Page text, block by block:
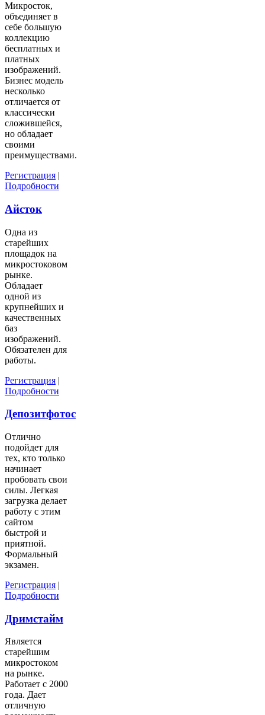
Микросток,
объединяет в
себе большую
коллекцию
бесплатных и
платных
изображений.
Бизнес модель
несколько
отличается от
классически
сложившейся,
но обладает
своими
преимуществами.
Регистрация |
Подробности
Айсток
Одна из
старейших
площадок на
микростоковом
рынке.
Обладает
одной из
крупнейших и
качественных
баз
изображений.
Обязателен для
работы.
Регистрация |
Подробности
Депозитфотос
Отлично
подойдет для
тех, кто только
начинает
пробовать свои
силы. Легкая
загрузка делает
работу с этим
сайтом
быстрой и
приятной.
Формальный
экзамен.
Регистрация |
Подробности
Дримстайм
Является
старейшим
микростоком
на рынке.
Работает с 2000
года. Дает
отличную